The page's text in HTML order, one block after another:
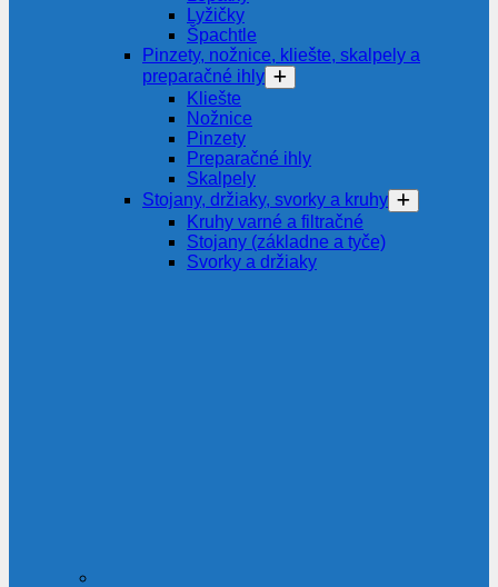
Lyžičky
Špachtle
Pinzety, nožnice, kliešte, skalpely a
preparačné ihly
Kliešte
Nožnice
Pinzety
Preparačné ihly
Skalpely
Stojany, držiaky, svorky a kruhy
Kruhy varné a filtračné
Stojany (základne a tyče)
Svorky a držiaky